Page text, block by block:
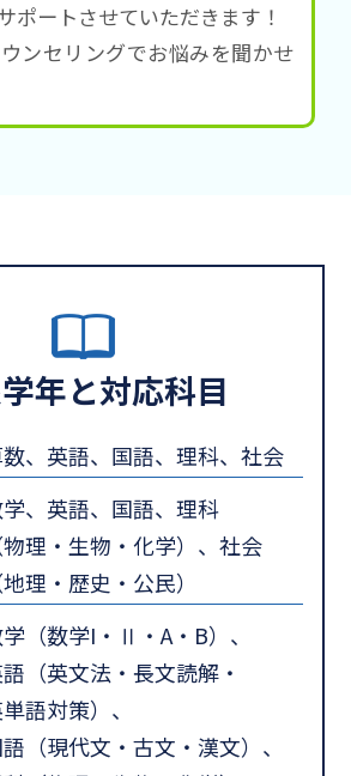
ポートさせていただきます！
ンセリングでお悩みを聞かせ
年と対応科目
、英語、国語、理科、社会
、英語、国語、理科
物理・生物・化学）、社会
地理・歴史・公民）
（数学I・Ⅱ・A・B）、
（英文法・長文読解・
語対策）、
（現代文・古文・漢文）、